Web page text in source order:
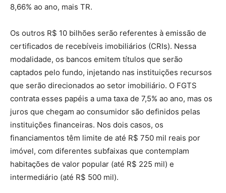
8,66% ao ano, mais TR.
Os outros R$ 10 bilhões serão referentes à emissão de
certificados de recebíveis imobiliários (CRIs). Nessa
modalidade, os bancos emitem títulos que serão
captados pelo fundo, injetando nas instituições recursos
que serão direcionados ao setor imobiliário. O FGTS
contrata esses papéis a uma taxa de 7,5% ao ano, mas os
juros que chegam ao consumidor são definidos pelas
instituições financeiras. Nos dois casos, os
financiamentos têm limite de até R$ 750 mil reais por
imóvel, com diferentes subfaixas que contemplam
habitações de valor popular (até R$ 225 mil) e
intermediário (até R$ 500 mil).